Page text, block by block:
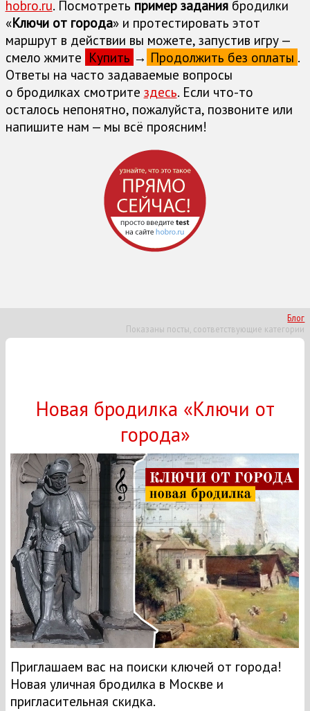
hobro.ru. Посмотреть пример заданиябродилки
«Ключи от города» и протестировать этот
маршрут в действии вы можете, запустив игру —
смело жмите Купить → Продолжить без оплаты .
Ответы на часто задаваемые вопросы
о бродилках cмотрите здесь. Если что-то
осталось непонятно, пожалуйста, позвоните или
напишите нам — мы всё проясним!
Блог
Показаны посты, соответствующие категории
Новая бродилка «Ключи от
города»
Приглашаем вас на поиски ключей от города!
Новая уличная бродилка в Москве и
пригласительная скидка.